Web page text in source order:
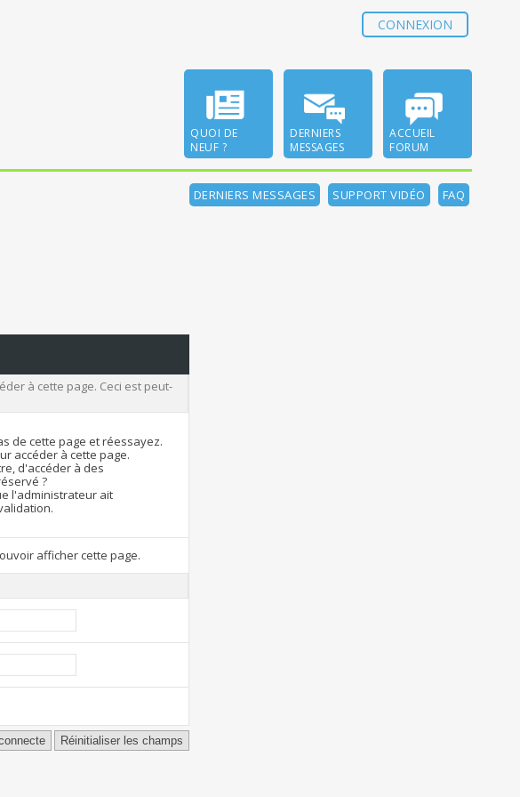
CONNEXION
QUOI DE
NEUF ?
DERNIERS
MESSAGES
ACCUEIL
FORUM
DERNIERS MESSAGES SUPPORT VIDÉO FAQ
à cette page. Ceci est peut-
de cette page et réessayez.
accéder à cette page.
d'accéder à des
?
l'administrateur ait
afficher cette page.